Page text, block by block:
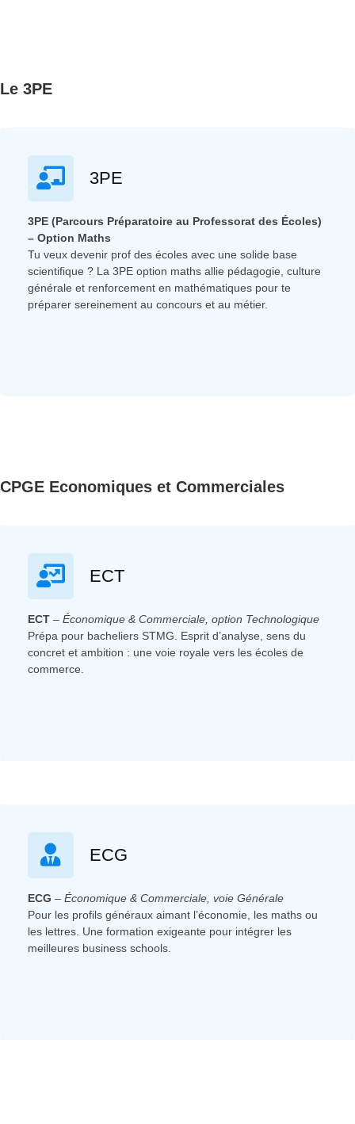
Le 3PE
3PE
3PE (Parcours Préparatoire au Professorat des Écoles)
– Option Maths
Tu veux devenir prof des écoles avec une solide base
scientifique ? La 3PE option maths allie pédagogie, culture
générale et renforcement en mathématiques pour te
préparer sereinement au concours et au métier.
CPGE Economiques et Commerciales
ECT
ECT– Économique & Commerciale, option Technologique
Prépa pour bacheliers STMG. Esprit d’analyse, sens du
concret et ambition : une voie royale vers les écoles de
commerce.
ECG
ECG – Économique & Commerciale, voie Générale
Pour les profils généraux aimant l’économie, les maths ou
les lettres. Une formation exigeante pour intégrer les
meilleures business schools.